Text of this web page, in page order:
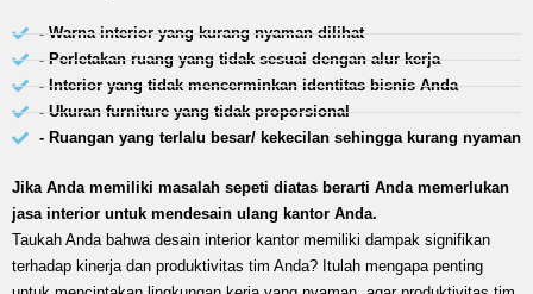
- Warna interior yang kurang nyaman dilihat
- Perletakan ruang yang tidak sesuai dengan alur kerja
- Interior yang tidak mencerminkan identitas bisnis Anda
- Ukuran furniture yang tidak proporsional
- Ruangan yang terlalu besar/ kekecilan sehingga kurang nyaman
Jika Anda memiliki masalah sepeti diatas berarti Anda memerlukan
jasa interior untuk mendesain ulang kantor Anda.
Taukah Anda bahwa desain interior kantor memiliki dampak signifikan
terhadap kinerja dan produktivitas tim Anda? Itulah mengapa penting